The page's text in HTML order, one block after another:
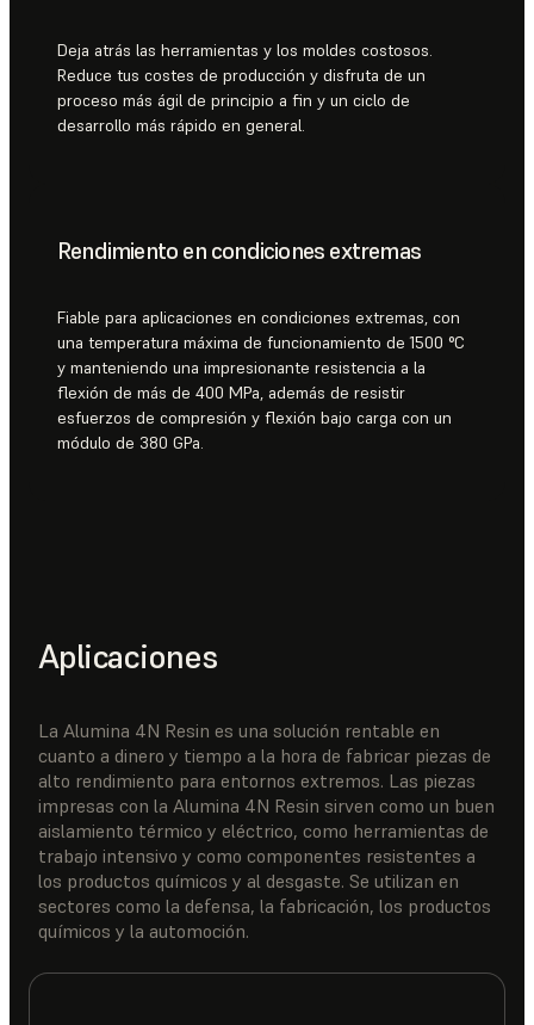
Deja atrás las herramientas y los moldes costosos.
Reduce tus costes de producción y disfruta de un
proceso más ágil de principio a fin y un ciclo de
desarrollo más rápido en general.
Rendimiento en condiciones extremas
Fiable para aplicaciones en condiciones extremas, con
una temperatura máxima de funcionamiento de 1500 °C
y manteniendo una impresionante resistencia a la
flexión de más de 400 MPa, además de resistir
esfuerzos de compresión y flexión bajo carga con un
módulo de 380 GPa.
Aplicaciones
La Alumina 4N Resin es una solución rentable en
cuanto a dinero y tiempo a la hora de fabricar piezas de
alto rendimiento para entornos extremos. Las piezas
impresas con la Alumina 4N Resin sirven como un buen
aislamiento térmico y eléctrico, como herramientas de
trabajo intensivo y como componentes resistentes a
los productos químicos y al desgaste. Se utilizan en
sectores como la defensa, la fabricación, los productos
químicos y la automoción.